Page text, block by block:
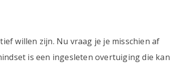
willen zijn. Nu vraag je je misschien af
is een ingesleten overtuiging die kan